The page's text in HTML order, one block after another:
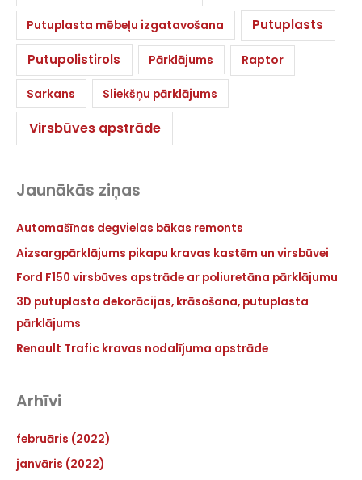
Putuplasta mēbeļu izgatavošana Putuplasts
Putupolistirols Pārklājums Raptor
Sarkans Sliekšņu pārklājums
Virsbūves apstrāde
Jaunākās ziņas
Automašīnas degvielas bākas remonts
Aizsargpārklājums pikapu kravas kastēm un virsbūvei
Ford F150 virsbūves apstrāde ar poliuretāna pārklājumu
3D putuplasta dekorācijas, krāsošana, putuplasta
pārklājums
Renault Trafic kravas nodalījuma apstrāde
Arhīvi
februāris (2022)
janvāris (2022)